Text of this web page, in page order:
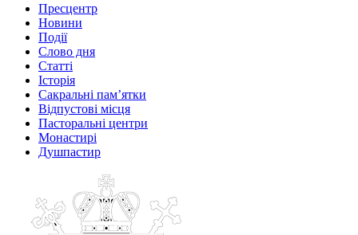
Пресцентр
Новини
Події
Слово дня
Статті
Історія
Сакральні пам’ятки
Відпустові місця
Пасторальні центри
Монастирі
Душпастир